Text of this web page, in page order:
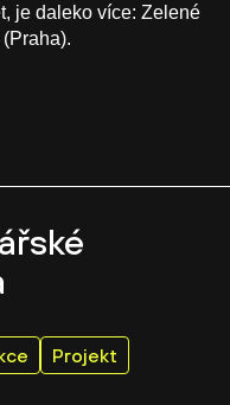
je daleko více: Zelené
Projekt